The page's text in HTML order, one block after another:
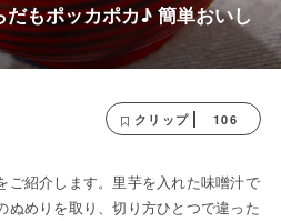
もポッカポカ♪ 簡単おいし
クリップ 106
ご紹介します。里芋を入れた味噌汁で
ぬめりを取り、切り方ひとつで違った